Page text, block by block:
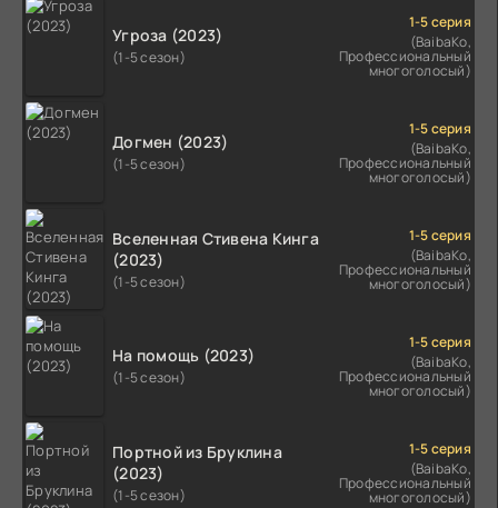
Угроза (2023)
(1-5 сезон)
1-5 серия
(BaibaKo,
Профессиональный
многоголосый)
Догмен (2023)
(1-5 сезон)
1-5 серия
(BaibaKo,
Профессиональный
многоголосый)
Вселенная Стивена Кинга
(2023)
(1-5 сезон)
1-5 серия
(BaibaKo,
Профессиональный
многоголосый)
На помощь (2023)
(1-5 сезон)
1-5 серия
(BaibaKo,
Профессиональный
многоголосый)
Портной из Бруклина
(2023)
(1-5 сезон)
1-5 серия
(BaibaKo,
Профессиональный
многоголосый)